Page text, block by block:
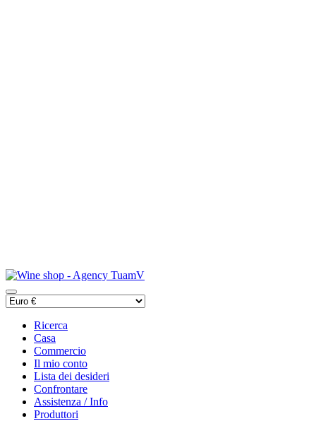
Ricerca
Casa
Commercio
Il mio conto
Lista dei desideri
Confrontare
Assistenza / Info
Produttori